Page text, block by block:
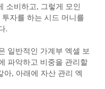
소비하고, 그렇게 모인
자를 하는 시드 머니를
.
일반적인 가계부 엑셀 보
파악하고 비중을 관리할
아, 아래에 자산 관리 엑